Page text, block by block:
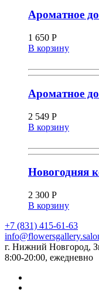
Ароматное
1 650 Р
В корзину
Ароматное
2 549 Р
В корзину
Новогодняя
2 300 Р
В корзину
+7 (831) 415-61-63
г. Нижний Новгород,
8:00-20:00, ежедневно